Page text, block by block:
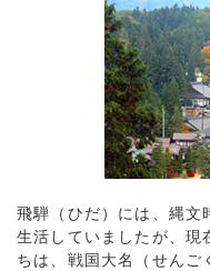
飛騨（ひだ）には、縄文
生活していましたが、現
ちは、戦国大名（せんご